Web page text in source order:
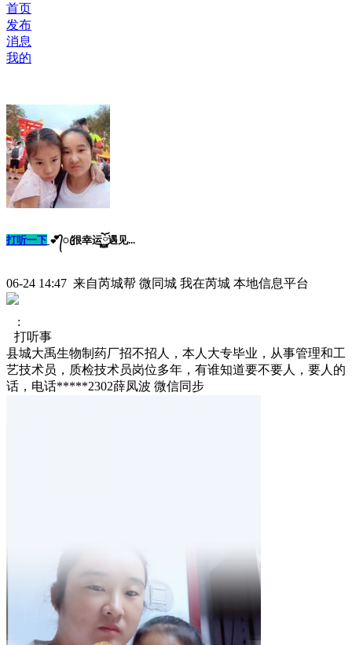
首页
发布
消息
我的
打听一下 💕᭄ꦿ很幸运ོ࿆遇见...
06-24 14:47 来自芮城帮 微同城 我在芮城 本地信息平台
:
打听事
县城大禹生物制药厂招不招人，本人大专毕业，从事管理和工
艺技术员，质检技术员岗位多年，有谁知道要不要人，要人的
话，电话*****2302薛凤波 微信同步